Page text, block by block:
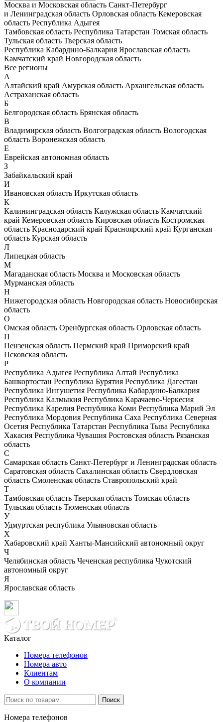
Москва и Московская область Санкт-Петербург
и Ленинградская область Орловская область Кемеровская
область Республика Адыгея
Тамбовская область Республика Татарстан Томская область
Тульская область Тверская область
Республика Кабардино-Балкария Ярославская область
Камчатский край Новгородская область
Все регионы
А
Алтайский край Амурская область Архангельская область
Астраханская область
Б
Белгородская область Брянская область
В
Владимирская область Волгоградская область Вологодская
область Воронежская область
Е
Еврейская автономная область
З
Забайкальский край
И
Ивановская область Иркутская область
К
Калининградская область Калужская область Камчатский
край Кемеровская область Кировская область Костромская
область Краснодарский край Красноярский край Курганская
область Курская область
Л
Липецкая область
М
Магаданская область Москва и Московская область
Мурманская область
Н
Нижегородская область Новгородская область Новосибирская
область
О
Омская область Оренбургская область Орловская область
П
Пензенская область Пермский край Приморский край
Псковская область
Р
Республика Адыгея Республика Алтай Республика
Башкортостан Республика Бурятия Республика Дагестан
Республика Ингушетия Республика Кабардино-Балкария
Республика Калмыкия Республика Карачаево-Черкесия
Республика Карелия Республика Коми Республика Марий Эл
Республика Мордовия Республика Саха Республика Северная
Осетия Республика Татарстан Республика Тыва Республика
Хакасия Республика Чувашия Ростовская область Рязанская
область
С
Самарская область Санкт-Петербург и Ленинградская область
Саратовская область Сахалинская область Свердловская
область Смоленская область Ставропольский край
Т
Тамбовская область Тверская область Томская область
Тульская область Тюменская область
У
Удмуртская республика Ульяновская область
Х
Хабаровский край Ханты-Мансийский автономный округ
Ч
Челябинская область Чеченская республика Чукотский
автономный округ
Я
Ярославская область
Каталог
Номера телефонов
Номера авто
Клиентам
О компании
Поиск
Номера телефонов